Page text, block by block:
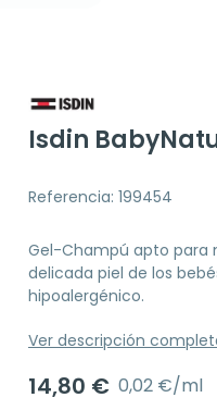
Isdin
Referencia: 199454
Gel-Champú apto para
delicada piel de los
hipoalergénico.
Ver descripción
14,80 € 0,02 €/ml